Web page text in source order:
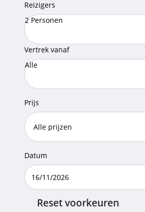
Reizigers
2 Personen
Vertrek vanaf
Alle
Prijs
Datum
Reset voorkeuren